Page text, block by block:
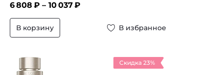
6 808 ₽ – 10 037₽
В корзину В избранное
Скидка 23%